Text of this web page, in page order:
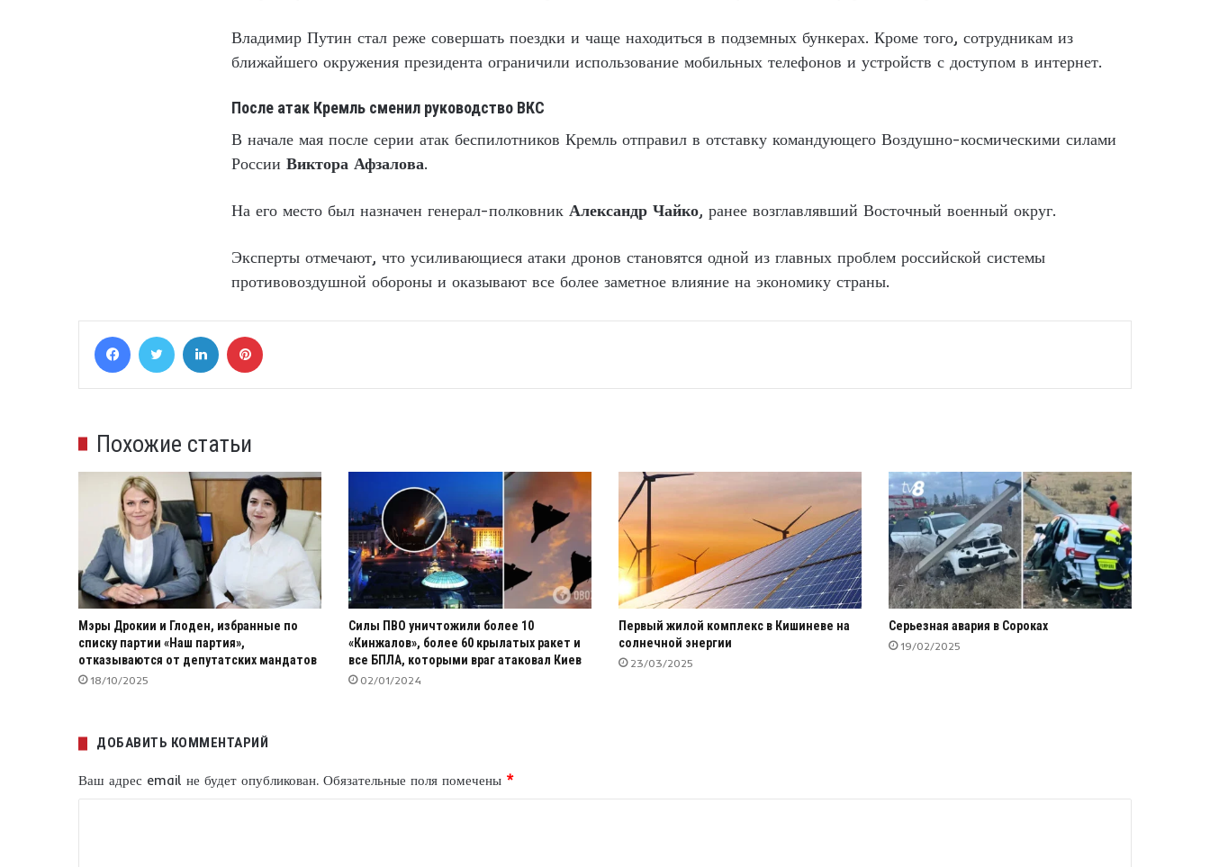
Владимир Путин стал реже совершать поездки и чаще находиться в подземных бункерах. Кроме того, сотрудникам из
ближайшего окружения президента ограничили использование мобильных телефонов и устройств с доступом в интернет.
После атак Кремль сменил руководство ВКС
В начале мая после серии атак беспилотников Кремль отправил в отставку командующего Воздушно-космическими силами
России Виктора Афзалова.
На его место был назначен генерал-полковник Александр Чайко, ранее возглавлявший Восточный военный округ.
Эксперты отмечают, что усиливающиеся атаки дронов становятся одной из главных проблем российской системы
противовоздушной обороны и оказывают все более заметное влияние на экономику страны.
FacebookTwitter LinkedIn
Похожие статьи
Мэры Дрокии и Глоден, избранные по
списку партии «Наш партия»,
отказываются от депутатских мандатов
18/10/2025
Силы ПВО уничтожили более 10
«Кинжалов», более 60 крылатых ракет и
все БПЛА, которыми враг атаковал Киев
02/01/2024
Первый жилой комплекс в Кишиневе на
солнечной энергии
23/03/2025
Серьезная авария в Сороках
19/02/2025
ДОБАВИТЬ КОММЕНТАРИЙ
Ваш адрес email не будет опубликован. Обязательные поля помечены *